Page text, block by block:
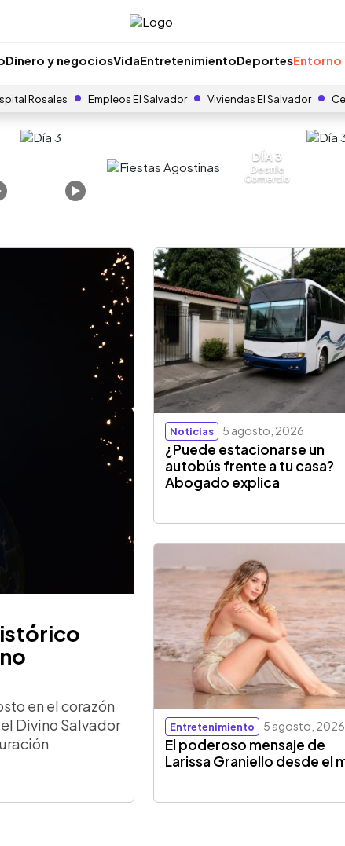
Dinero y negociosVidaEntretenimientoDeportesEntorno
Rosales Empleos El Salvador Viviendas El Salvador
DÍA 3
Desfile
Comercio
en el corazón
Divino Salvador
Noticias 5 agosto, 2026
¿Puede estacionarse un
autobús frente a tu casa?
Abogado explica
Entretenimiento 5 agosto, 2026
El poderoso mensaje de
Larissa Graniello desde el